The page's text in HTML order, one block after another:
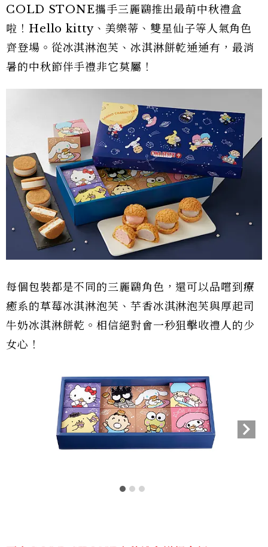
COLD STONE攜手三麗鷗推出最萌中秋禮盒
啦！Hello kitty、美樂蒂、雙星仙子等人氣角色
齊登場。從冰淇淋泡芙、冰淇淋餅乾通通有，最消
暑的中秋節伴手禮非它莫屬！
每個包裝都是不同的三麗鷗角色，還可以品嚐到療
癒系的草莓冰淇淋泡芙、芋香冰淇淋泡芙與厚起司
牛奶冰淇淋餅乾。相信絕對會一秒狙擊收禮人的少
女心！